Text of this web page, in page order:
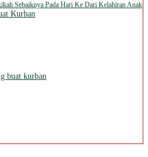
Sebaiknya Pada Hari Ke Dari Kelahiran Anak
Kurban
buat kurban